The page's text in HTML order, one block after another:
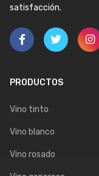
satisfacción.
PRODUCTOS
Vino tinto
Vino blanco
Vino rosado